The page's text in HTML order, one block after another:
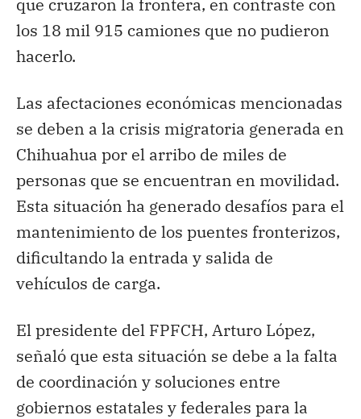
los 18 mil 915 camiones que no pudieron
hacerlo.
Las afectaciones económicas mencionadas
se deben a la crisis migratoria generada en
Chihuahua por el arribo de miles de
personas que se encuentran en movilidad.
Esta situación ha generado desafíos para el
mantenimiento de los puentes fronterizos,
dificultando la entrada y salida de
vehículos de carga.
El presidente del FPFCH, Arturo López,
señaló que esta situación se debe a la falta
de coordinación y soluciones entre
gobiernos estatales y federales para la